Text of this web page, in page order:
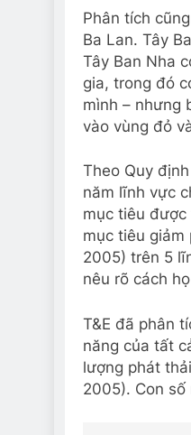
Phân tích
Ba Lan. Tây
Tây Ban Nha
gia, trong đó
mình – nhưng
vào vùng đỏ
Theo Quy
năm lĩnh vực
mục tiêu được
mục tiêu giảm
2005) trên 5
nêu rõ cách
T&E đã phân
năng của tất
lượng phát
2005). Con